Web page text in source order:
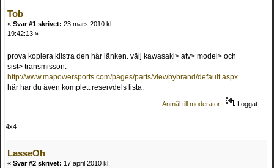
Tob
« Svar #1 skrivet: 23 mars 2010 kl.
19:42:13 »
prova kopiera klistra den här länken. välj kawasaki> atv> model> och
sist> transmisson.
http://www.mapowersports.com/pages/parts/viewbybrand/default.aspx
här har du även komplett reservdels lista.
Anmäl till moderator Loggat
4x4
LasseOh
« Svar #2 skrivet: 17 april 2010 kl.